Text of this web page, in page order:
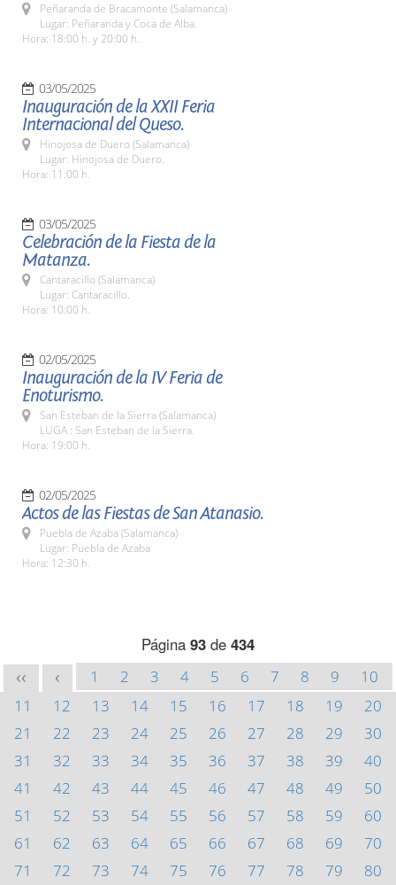
Peñaranda de Bracamonte (Salamanca)
Lugar: Peñaranda y Coca de Alba.
Hora: 18:00 h. y 20:00 h.
03/05/2025
Inauguración de la XXII Feria
Internacional del Queso.
Hinojosa de Duero (Salamanca)
Lugar: Hinojosa de Duero.
Hora: 11:00 h.
03/05/2025
Celebración de la Fiesta de la
Matanza.
Cantaracillo (Salamanca)
Lugar: Cantaracillo.
Hora: 10:00 h.
02/05/2025
Inauguración de la IV Feria de
Enoturismo.
San Esteban de la Sierra (Salamanca)
LUGA : San Esteban de la Sierra.
Hora: 19:00 h.
02/05/2025
Actos de las Fiestas de San Atanasio.
Puebla de Azaba (Salamanca)
Lugar: Puebla de Azaba
Hora: 12:30 h.
Página 93 de 434
<< < 1 2 3 4 5 6 7 8 9
10
11
12 13 14 15 16 17 18 19
20
21
22 23 24 25 26 27 28 29
30
31
32 33 34 35 36 37 38 39
40
41
42 43 44 45 46 47 48 49
50
51
52 53 54 55 56 57 58 59
60
61
62 63 64 65 66 67 68 69
70
71
72 73 74 75 76 77 78 79
80